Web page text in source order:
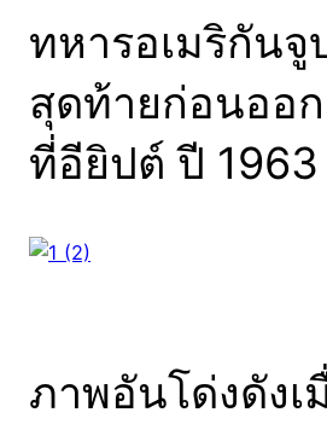
ทหารอเมริกันจู
สุดท้ายก่อนออก
ที่อียิปต์ ปี 1963
ภาพอันโด่งดังเ